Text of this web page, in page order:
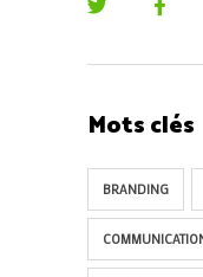
Mots clés
BRANDING